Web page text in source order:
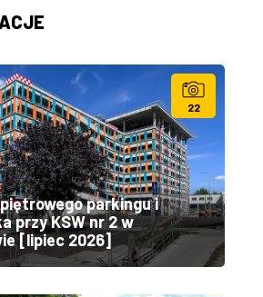
22
parkingu i
przy KSW nr 2 w
[lipiec 2026]